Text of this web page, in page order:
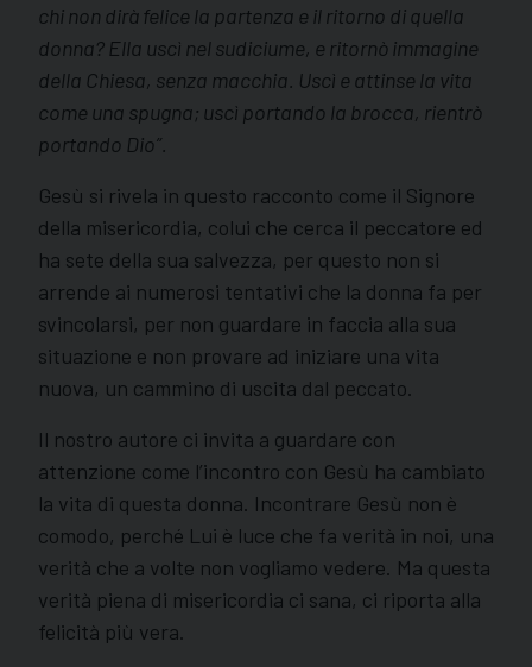
chi non dirà felice la partenza e il ritorno di quella
donna? Ella uscì nel sudiciume, e ritornò immagine
della Chiesa, senza macchia. Uscì e attinse la vita
come una spugna; uscì portando la brocca, rientrò
portando Dio”.
Gesù si rivela in questo racconto come il Signore
della misericordia, colui che cerca il peccatore ed
ha sete della sua salvezza, per questo non si
arrende ai numerosi tentativi che la donna fa per
svincolarsi, per non guardare in faccia alla sua
situazione e non provare ad iniziare una vita
nuova, un cammino di uscita dal peccato.
Il nostro autore ci invita a guardare con
attenzione come l’incontro con Gesù ha cambiato
la vita di questa donna. Incontrare Gesù non è
comodo, perché Lui è luce che fa verità in noi, una
verità che a volte non vogliamo vedere. Ma questa
verità piena di misericordia ci sana, ci riporta alla
felicità più vera.